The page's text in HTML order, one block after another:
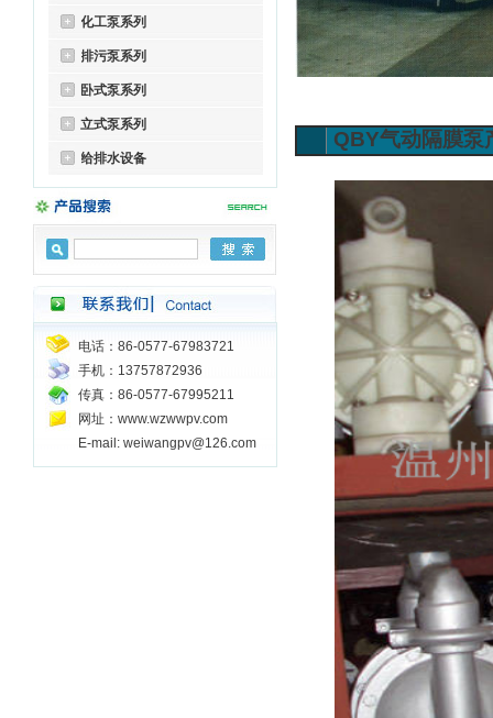
化工泵系列
排污泵系列
卧式泵系列
立式泵系列
给排水设备
电话：86-0577-67983721
手机：13757872936
传真：86-0577-67995211
网址：www.wzwwpv.com
E-mail: weiwangpv@126.com
QBY气动隔膜泵